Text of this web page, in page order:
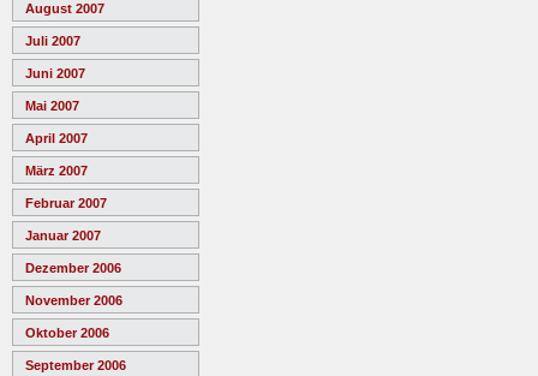
August 2007
Juli 2007
Juni 2007
Mai 2007
April 2007
März 2007
Februar 2007
Januar 2007
Dezember 2006
November 2006
Oktober 2006
September 2006